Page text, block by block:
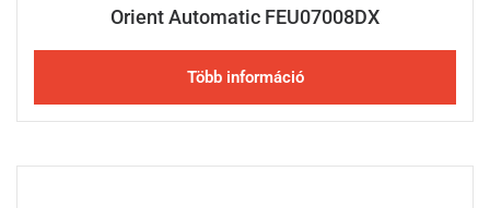
Orient Automatic FEU07008DX
Több információ